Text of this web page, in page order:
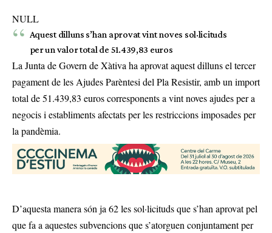
NULL
Aquest dilluns s’han aprovat vint noves sol·licituds
per un valor total de 51.439,83 euros
La Junta de Govern de Xàtiva ha aprovat aquest dilluns el tercer
pagament de les Ajudes Parèntesi del Pla Resistir, amb un import
total de 51.439,83 euros corresponents a vint noves ajudes per a
negocis i establiments afectats per les restriccions imposades per
la pandèmia.
D’aquesta manera són ja 62 les sol·licituds que s’han aprovat pel
que fa a aquestes subvencions que s’atorguen conjuntament per